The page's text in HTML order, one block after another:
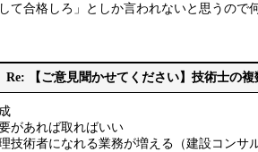
て合格しろ」としか言われないと思うので
Re: 【ご意見聞かせてください】技術士の
要があれば取ればいい
理技術者になれる業務が増える（建設コンサ